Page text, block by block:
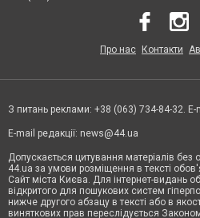
Про нас Контакти
З питань реклами: +38 (063) 734-84-32. E-
E-mail редакції: news@44.ua
Допускається цитування матеріалів без
44.ua за умови розміщення в тексті
Сайт міста Києва. Для інтернет-видань
відкритого для пошукових систем
нижче другого абзацу в тексті або в
виняткових прав переслідується